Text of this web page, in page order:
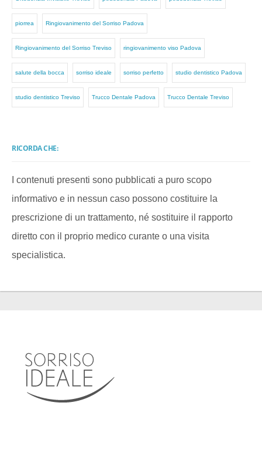
piorrea Ringiovanimento del Sorriso Padova
Ringiovanimento del Sorriso Treviso ringiovanimento viso Padova
salute della bocca sorriso ideale sorriso perfetto studio dentistico Padova
studio dentistico Treviso Trucco Dentale Padova Trucco Dentale Treviso
RICORDA CHE:
I contenuti presenti sono pubblicati a puro scopo
informativo e in nessun caso possono costituire la
prescrizione di un trattamento, né sostituire il rapporto
diretto con il proprio medico curante o una visita
specialistica.